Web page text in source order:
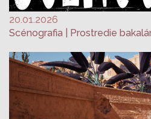
20.01.2026
Scénografia | Prostredie